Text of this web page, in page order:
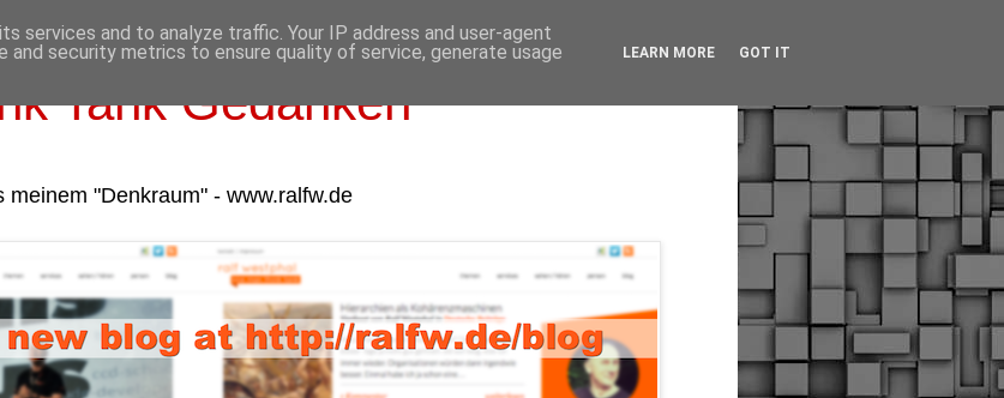
Tank Gedanken
"Denkraum" - www.ralfw.de
services and to analyze traffic. Your IP address and user-agent
and security metrics to ensure quality of service, generate usage
LEARN MORE GOT IT